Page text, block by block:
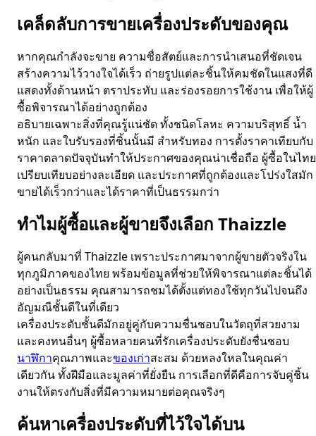
เคล็ดลับการขายเครื่องประดับของคุณ
หากคุณกำลังจะขาย ความซื่อสัตย์และการนำเสนอที่ชัดเจน
สร้างความไว้วางใจได้เร็ว ถ่ายรูปแต่ละชิ้นให้คมชัดในแสงที่ดี
แสดงทั้งด้านหน้า ตราประทับ และร่องรอยการใช้งาน เพื่อให้ผู้
ซื้อพิจารณาได้อย่างถูกต้อง
อธิบายเฉพาะสิ่งที่คุณรู้แน่ชัด ทั้งชนิดโลหะ ความบริสุทธิ์ น้ำ
หนัก และใบรับรองที่ชิ้นนั้นมี สำหรับทอง การตั้งราคาเทียบกับ
ราคาตลาดปัจจุบันทำให้ประกาศของคุณน่าเชื่อถือ ผู้ซื้อในไทย
เปรียบเทียบอย่างละเอียด และประกาศที่ถูกต้องและโปร่งใสมัก
ขายได้เร็วกว่าและได้ราคาที่เป็นธรรมกว่า
ทำไมผู้ซื้อและผู้ขายจึงเลือก Thaizzle
ผู้คนกลับมาที่ Thaizzle เพราะประกาศมาจากผู้ขายตัวจริงใน
ทุกภูมิภาคของไทย พร้อมข้อมูลที่ช่วยให้พิจารณาแต่ละชิ้นได้
อย่างเป็นธรรม คุณสามารถชมได้ตั้งแต่ทองใช้ทุกวันไปจนถึง
อัญมณีชั้นดีในที่เดียว
เครื่องประดับชั้นดีมักอยู่คู่กับความชื่นชอบในวัตถุที่สวยงาม
และคงทนอื่นๆ ผู้ซื้อหลายคนที่รักเครื่องประดับยังชื่นชอบ
นาฬิกาคุณภาพและของเก่าสะสม ด้วยหลงใหลในคุณค่า
เดียวกัน ทั้งฝีมือและมูลค่าที่ยั่งยืน การเลือกที่ดีคือการจับคู่ชิ้น
งานให้ตรงกับสิ่งที่มีความหมายต่อคุณจริงๆ
ค้นหาเครื่องประดับที่ไว้ใจได้บน